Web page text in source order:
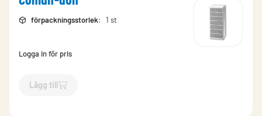
förpackningsstorlek: 1 st
Logga in för pris
Lägg till
`$Lägg till